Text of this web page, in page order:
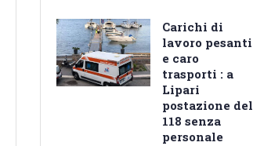
Carichi di
lavoro pesanti
e caro
trasporti : a
Lipari
postazione del
118 senza
personale